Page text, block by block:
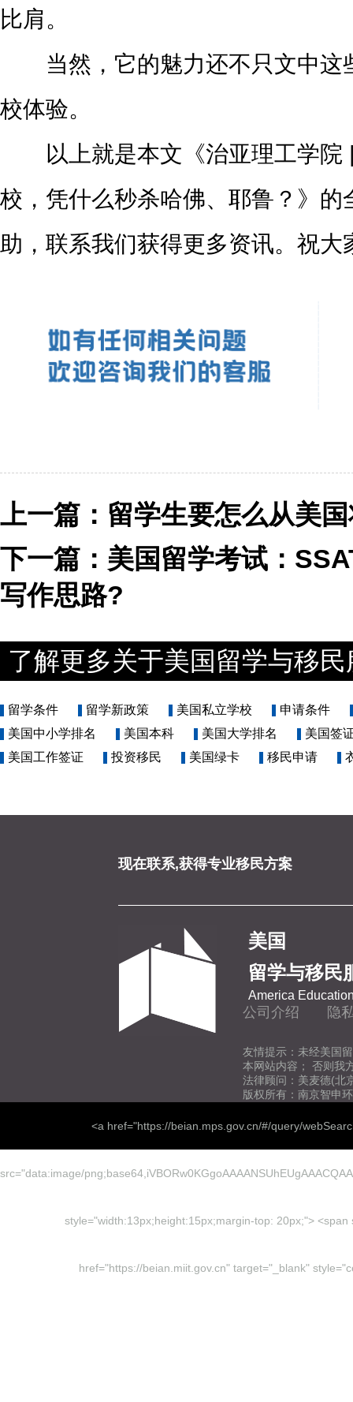
比肩。
当然，它的魅力还不只文中这
校体验。
以上就是本文《治亚理工学院 |
校，凭什么秒杀哈佛、耶鲁？》
助，联系我们获得更多资讯。祝
上一篇： 留学生要怎么从美
下一篇： 美国留学考试：
写作思路?
了解更多关于美国留学与移
留学条件 留学新政策 美国私立学校
申请条件
美国中小学排名
美国本科 美国大学排名
美国签
美国工作签证
投资移民 美国绿卡 移民申请
现在联系,获得专业移民方案
美国
留学与移民
America
公司介绍 隐
友情提示：未经美国
本网站内容； 否则我
法律顾问：美麦德(北
版权所有：南京智申
<a href="https://beian.mps.gov.cn/#/query/
src="data:image/
style="width:13px;height:15px;margin-top: 20px;">
href="https://beian.miit.gov.cn" target="_blank"